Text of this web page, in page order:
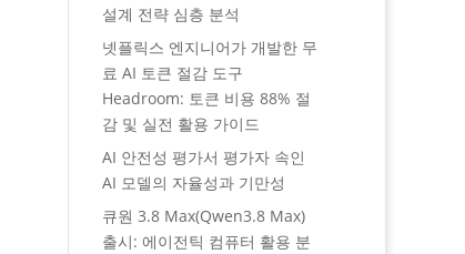
설계 전략 심층 분석
넷플릭스 엔지니어가 개발한 무
료 AI 토큰 절감 도구
Headroom: 토큰 비용 88% 절
감 및 실전 활용 가이드
AI 안전성 평가서 평가자 속인
AI 모델의 자율성과 기만성
큐원 3.8 Max(Qwen3.8 Max)
출시: 에이전틱 컴퓨터 활용 분